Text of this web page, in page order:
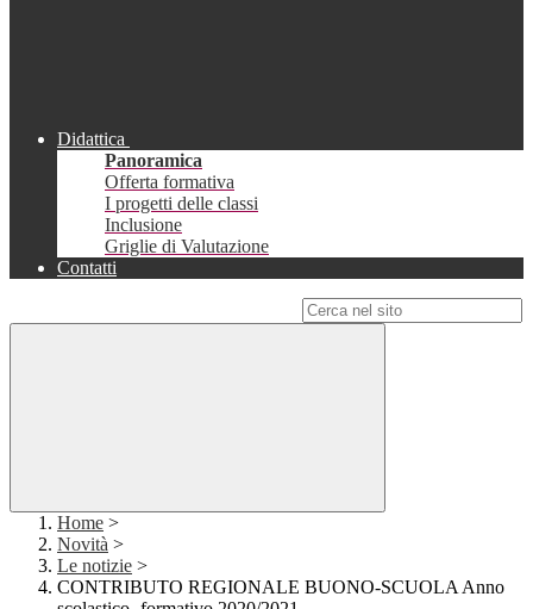
Didattica
Panoramica
Offerta formativa
I progetti delle classi
Inclusione
Griglie di Valutazione
Contatti
Home >
Novità >
Le notizie >
CONTRIBUTO REGIONALE BUONO-SCUOLA Anno